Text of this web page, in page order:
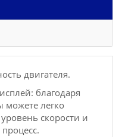
двигателя.
благодаря
можете легко
скорости и